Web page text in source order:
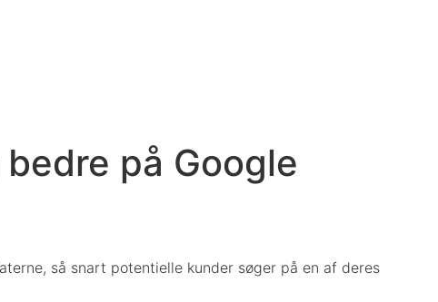
på Google
så snart potentielle kunder søger på en af deres